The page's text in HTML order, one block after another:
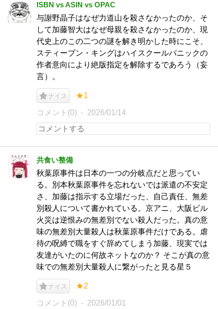
ISBN vs ASIN vs OPAC
与謝野晶子はなぜ力道山を殺さなかったのか、そ
して加藤智大はなぜ母親を殺さなかったのか、現
代史上のこの二つの謎を解き明かした時にこそ、
スティーブン・キングはハイスクールパニックの
作者意向により絶版指定を解除するであろう（妄
言）。
ナイス ★1
コメント(0) 2026/01/14
共食い整備
秋葉原事件は日本の一つの分岐点だと思ってい
る。別本秋葉原事件を忘れないでは派遣の不安定
さ、加藤は指示する立場だった、自己責任、無差
別殺人について書かれている。京アニ、大阪ビル
火災は逆恨みの無差別でない殺人だった。真の意
味の無差別大量殺人は秋葉原事件だけである。虐
待の呪縛で職をすぐ辞めてしまう加藤、現実では
友達がいたのに何故ネットなのか？ そこが真の意
味での無差別大量殺人に繋がったと見る星５
ナイス ★2
コメント(0) 2026/01/01